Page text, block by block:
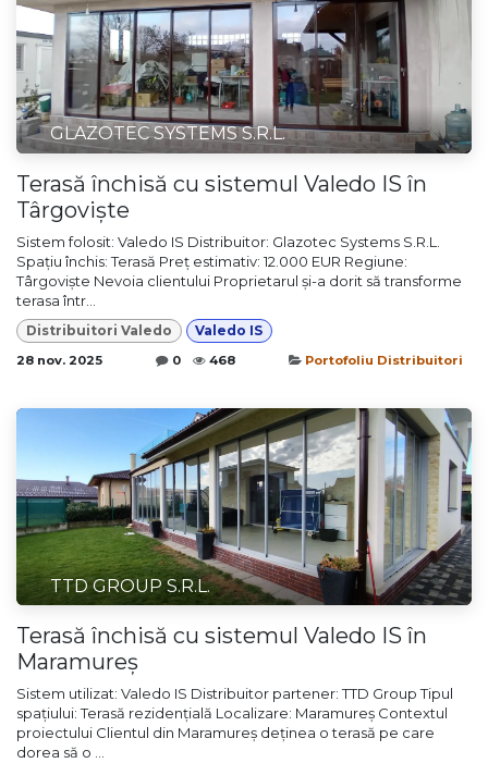
GLAZOTEC SYSTEMS S.R.L.
Terasă închisă cu sistemul Valedo IS în
Târgoviște
Sistem folosit: Valedo IS Distribuitor: Glazotec Systems S.R.L.
Spațiu închis: Terasă Preț estimativ: 12.000 EUR Regiune:
Târgoviște Nevoia clientului Proprietarul și-a dorit să transforme
terasa într...
Distribuitori Valedo Valedo IS
28 nov. 2025 0 468 Portofoliu Distribuitori
TTD GROUP S.R.L.
Terasă închisă cu sistemul Valedo IS în
Maramureș
Sistem utilizat: Valedo IS Distribuitor partener: TTD Group Tipul
spațiului: Terasă rezidențială Localizare: Maramureș Contextul
proiectului Clientul din Maramureș deținea o terasă pe care
dorea să o ...